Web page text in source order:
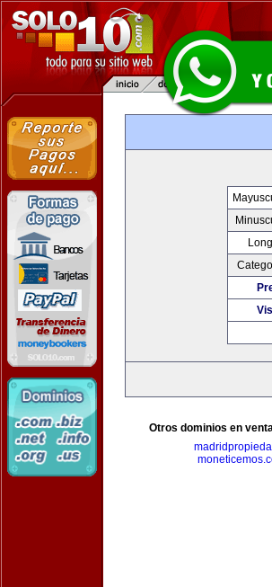
Otros dominios en